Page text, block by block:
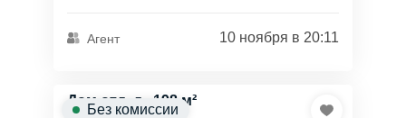
Агент 10 ноября в 20:11
Дом отд. д., 198 м²
Без комиссии